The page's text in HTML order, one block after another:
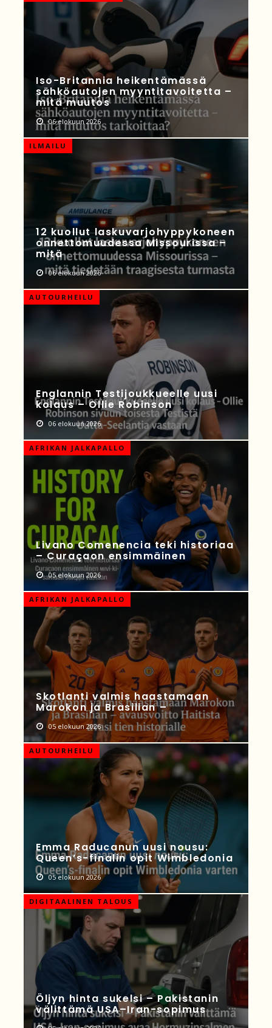
Iso-Britannia heikentämässä
sähköautojen myyntitavoitetta –
mitä muutos
06 elokuun 2026
ILMAILU
12 kuollut laskuvarjohyppykoneen
onnettomuudessa Missourissa –
mitä
06 elokuun 2026
AUTOURHEILU
Englannin Testijoukkueelle uusi
kolaus – Ollie Robinson
06 elokuun 2026
AFRIKAN JALKAPALLO
Livano Comenencia teki historiaa
– Curaçaon ensimmäinen
05 elokuun 2026
AFRIKAN JALKAPALLO
Skotlanti valmis haastamaan
Marokon ja Brasilian –
05 elokuun 2026
AUTOURHEILU
Emma Raducanun uusi nousu:
Queen’s-finalin opit Wimbledonia
05 elokuun 2026
DIGITAALINEN TALOUS
Öljyn hinta sukelsi – Pakistanin
välittämä USA–Iran-sopimus